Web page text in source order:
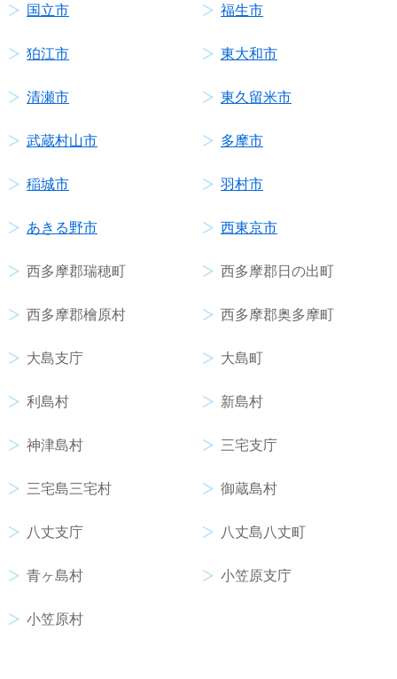
国立市 福生市
狛江市 東大和市
清瀬市 東久留米市
武蔵村山市 多摩市
稲城市 羽村市
あきる野市 西東京市
西多摩郡瑞穂町 西多摩郡日の出町
西多摩郡檜原村 西多摩郡奥多摩町
大島支庁 大島町
利島村 新島村
神津島村 三宅支庁
三宅島三宅村 御蔵島村
八丈支庁 八丈島八丈町
青ヶ島村 小笠原支庁
小笠原村